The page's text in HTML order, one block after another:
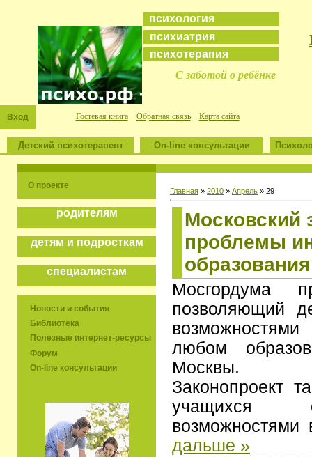
психология
психиатрия
психотерапия
С заботой о ребёнке
Вход Гостевая книга Обратная связь Карта сайта
Детский психотерапевт On-line консультации
О проекте
родителям
детям и подросткам
специалистам
Новости и события
Библиотека
Полезные интернет-ресурсы
Форум
On-line консультации
Главная » 2010 » Апрель » 29
Московский
проблемы
образования
Мосгордума
позволяющий
любом
Москвы.
Законопроект
учащихся
дальше »